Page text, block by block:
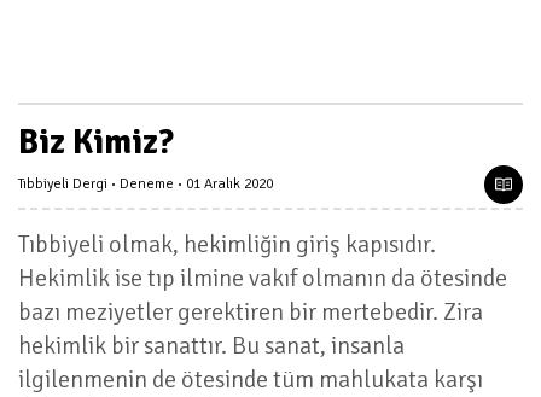
Biz Kimiz?
Tıbbiyeli Dergi Deneme 01 Aralık 2020
Tıbbiyeli olmak, hekimliğin giriş kapısıdır.
Hekimlik ise tıp ilmine vakıf olmanın da ötesinde
bazı meziyetler gerektiren bir mertebedir. Zira
hekimlik bir sanattır. Bu sanat, insanla
ilgilenmenin de ötesinde tüm mahlukata karşı